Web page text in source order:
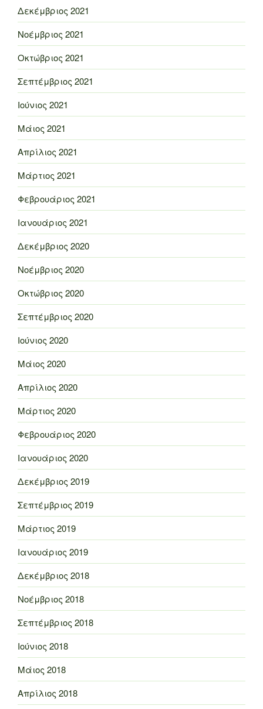
Δεκέμβριος 2021
Νοέμβριος 2021
Οκτώβριος 2021
Σεπτέμβριος 2021
Ιούνιος 2021
Μάιος 2021
Απρίλιος 2021
Μάρτιος 2021
Φεβρουάριος 2021
Ιανουάριος 2021
Δεκέμβριος 2020
Νοέμβριος 2020
Οκτώβριος 2020
Σεπτέμβριος 2020
Ιούνιος 2020
Μάιος 2020
Απρίλιος 2020
Μάρτιος 2020
Φεβρουάριος 2020
Ιανουάριος 2020
Δεκέμβριος 2019
Σεπτέμβριος 2019
Μάρτιος 2019
Ιανουάριος 2019
Δεκέμβριος 2018
Νοέμβριος 2018
Σεπτέμβριος 2018
Ιούνιος 2018
Μάιος 2018
Απρίλιος 2018